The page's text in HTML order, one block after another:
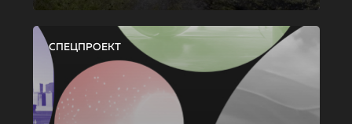
СПЕЦПРОЕКТ